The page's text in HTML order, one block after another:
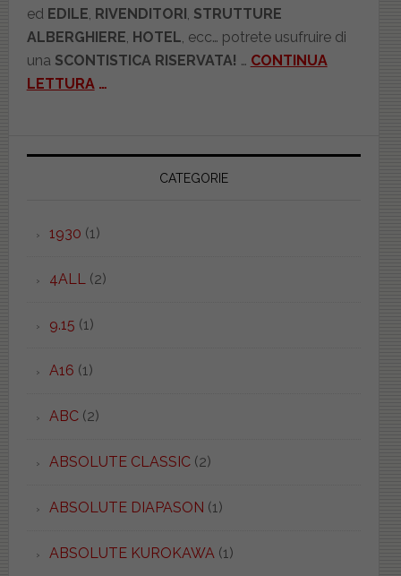
ed EDILE, RIVENDITORI, STRUTTURE
ALBERGHIERE, HOTEL, ecc… potrete usufruire di
una SCONTISTICA RISERVATA! … CONTINUA
LETTURA…
CATEGORIE
1930 (1)
4ALL(2)
9.15 (1)
A16 (1)
ABC(2)
ABSOLUTE CLASSIC(2)
ABSOLUTE DIAPASON (1)
ABSOLUTE KUROKAWA(1)